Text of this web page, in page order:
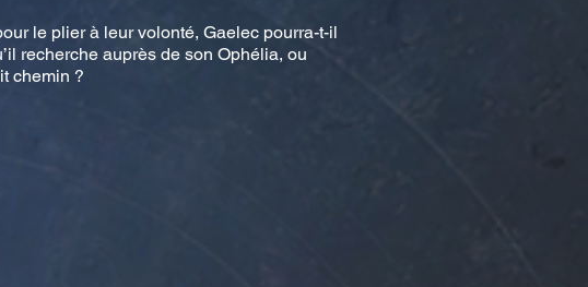
le plier à leur volonté, Gaelec pourra-t-il
recherche auprès de son Ophélia, ou
chemin ?